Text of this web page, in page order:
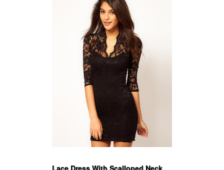
Lace Dress With Scalloped Neck